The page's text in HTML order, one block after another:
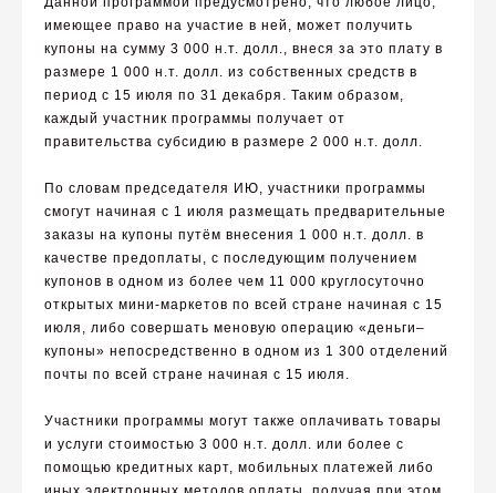
имеющее право на участие в ней, может получить
купоны на сумму 3 000 н.т. долл., внеся за это плату в
размере 1 000 н.т. долл. из собственных средств в
период с 15 июля по 31 декабря. Таким образом,
каждый участник программы получает от
правительства субсидию в размере 2 000 н.т. долл.
По словам председателя ИЮ, участники программы
смогут начиная с 1 июля размещать предварительные
заказы на купоны путём внесения 1 000 н.т. долл. в
качестве предоплаты, с последующим получением
купонов в одном из более чем 11 000 круглосуточно
открытых мини-маркетов по всей стране начиная с 15
июля, либо совершать меновую операцию «деньги–
купоны» непосредственно в одном из 1 300 отделений
почты по всей стране начиная с 15 июля.
Участники программы могут также оплачивать товары
и услуги стоимостью 3 000 н.т. долл. или более с
помощью кредитных карт, мобильных платежей либо